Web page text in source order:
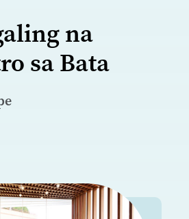
na
sa Bata